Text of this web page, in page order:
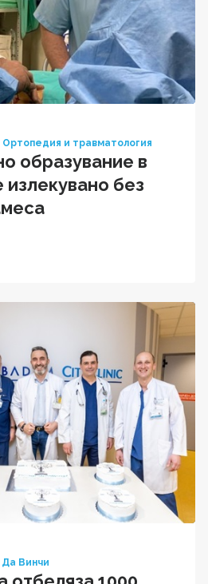
Ортопедия и травматология
образувание в
без
Да Винчи